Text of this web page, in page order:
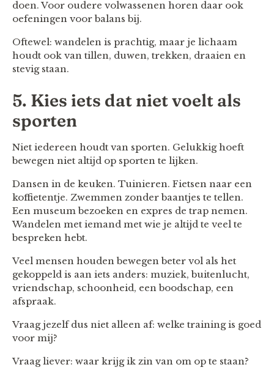
doen. Voor oudere volwassenen horen daar ook
oefeningen voor balans bij.
Oftewel: wandelen is prachtig, maar je lichaam
houdt ook van tillen, duwen, trekken, draaien en
stevig staan.
5. Kies iets dat niet voelt als
sporten
Niet iedereen houdt van sporten. Gelukkig hoeft
bewegen niet altijd op sporten te lijken.
Dansen in de keuken. Tuinieren. Fietsen naar een
koffietentje. Zwemmen zonder baantjes te tellen.
Een museum bezoeken en expres de trap nemen.
Wandelen met iemand met wie je altijd te veel te
bespreken hebt.
Veel mensen houden bewegen beter vol als het
gekoppeld is aan iets anders: muziek, buitenlucht,
vriendschap, schoonheid, een boodschap, een
afspraak.
Vraag jezelf dus niet alleen af: welke training is goed
voor mij?
Vraag liever: waar krijg ik zin van om op te staan?